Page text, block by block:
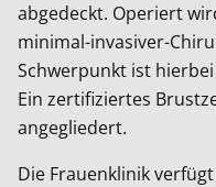
abgedeckt. Operiert
minimal-invasiver-
Schwerpunkt ist
Ein zertifiziertes
angegliedert.
Die Frauenklinik